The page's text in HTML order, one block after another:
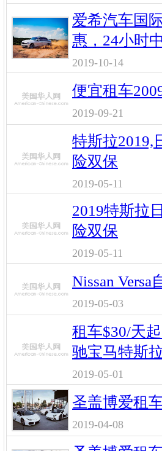
爱希汽车国
惠，24小时
2019-10-14
便宜租车
2019-09-21
特斯拉2019,
险双保
2019-05-11
2019特斯拉
险双保
2019-05-11
Nissan Versa
2019-05-03
租车$30/天
驰宝马特斯
2019-05-01
圣盖博爱租
2019-04-08